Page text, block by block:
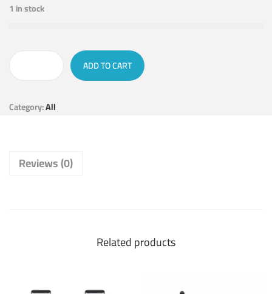
1 in stock
ADD TO CART
Category:All
Reviews (0)
Related products